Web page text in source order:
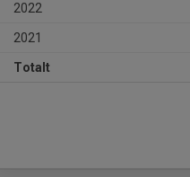
2022
2021
Totalt